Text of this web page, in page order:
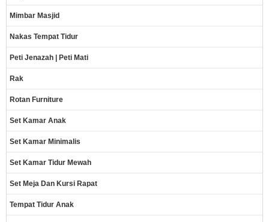
Mimbar Masjid
Nakas Tempat Tidur
Peti Jenazah | Peti Mati
Rak
Rotan Furniture
Set Kamar Anak
Set Kamar Minimalis
Set Kamar Tidur Mewah
Set Meja Dan Kursi Rapat
Tempat Tidur Anak